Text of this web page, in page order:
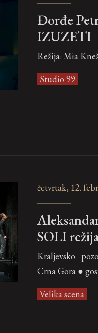
Đorđe
IZUZETI
Režija: Mia
Studio 99
četvrtak, 12.
SOLI
Kraljevsko
Crna Gora ●
Velika scena